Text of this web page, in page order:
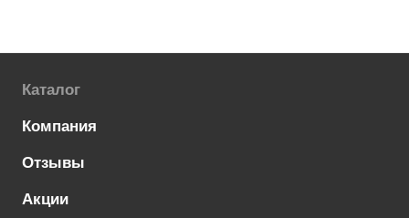
Каталог
Компания
Отзывы
Акции